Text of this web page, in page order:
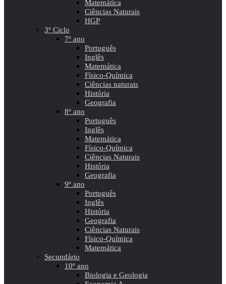
Matemática
Ciências Naturais
HGP
3º Ciclo
7º ano
Português
Inglês
Matemática
Físico-Química
Ciências naturais
História
Geografia
8º ano
Português
Inglês
Matemática
Físico-Química
Ciências Naturais
História
Geografia
9º ano
Português
Inglês
História
Geografia
Ciências Naturais
Físico-Química
Matemática
Secundário
10º ano
Biologia e Geologia